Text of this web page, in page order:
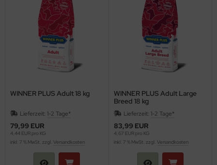
WINNER PLUS Adult 18 kg
Lieferzeit: 1-2 Tage*
79,99 EUR
4,44 EUR pro KG
inkl. 7 % MwSt. zzgl. Versandkosten
WINNER PLUS Adult Large
Breed 18 kg
Lieferzeit: 1-2 Tage*
83,99 EUR
4,67 EUR pro KG
inkl. 7 % MwSt. zzgl. Versandkosten
Dog